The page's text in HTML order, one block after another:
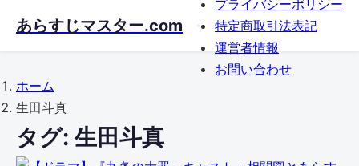
あらすじマスター.com
プライバシーポリシー
特定商取引法表記
運営者情報
お問い合わせ
ホーム
生田斗真
タグ:生田斗真